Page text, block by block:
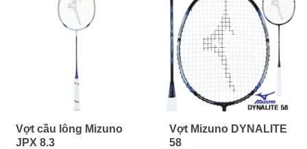
Vợt cầu lông Mizuno
JPX 8.3
Vợt Mizuno DYNALITE
58